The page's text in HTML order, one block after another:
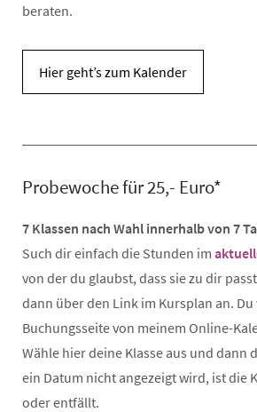
beraten.
Hier geht’s zum Kalender
Probewoche für 25,- Euro*
7 Klassen nach Wahl innerhalb von 7
Such dir einfach die Stunden im
von der du glaubst, dass sie zu dir
dann über den Link im Kursplan an.
Buchungsseite von meinem Online-
Wähle hier deine Klasse aus und dann
ein Datum nicht angezeigt wird, ist die
oder entfällt.